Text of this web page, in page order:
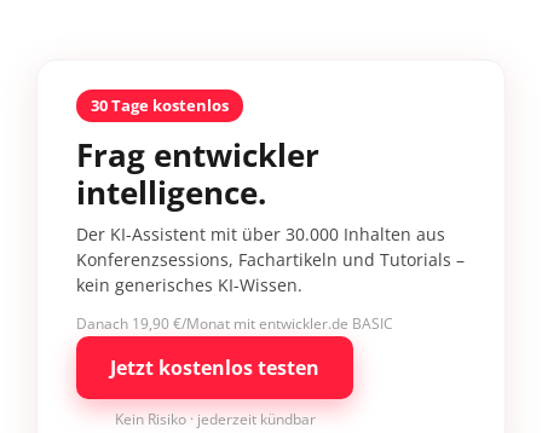
30 Tage kostenlos
Frag entwickler
intelligence.
Der KI-Assistent mit über 30.000 Inhalten aus
Konferenzsessions, Fachartikeln und Tutorials –
kein generisches KI-Wissen.
Danach 19,90 €/Monat mit entwickler.de BASIC
Jetzt kostenlos testen
Kein Risiko · jederzeit kündbar